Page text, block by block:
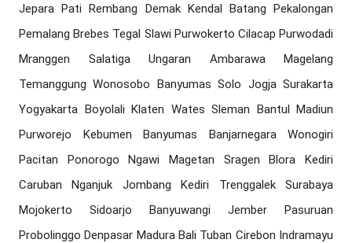
Jepara Pati Rembang Demak Kendal Batang Pekalongan
Pemalang Brebes Tegal Slawi Purwokerto Cilacap Purwodadi
Mranggen Salatiga Ungaran Ambarawa Magelang
Temanggung Wonosobo Banyumas Solo Jogja Surakarta
Yogyakarta Boyolali Klaten Wates Sleman Bantul Madiun
Purworejo Kebumen Banyumas Banjarnegara Wonogiri
Pacitan Ponorogo Ngawi Magetan Sragen Blora Kediri
Caruban Nganjuk Jombang Kediri Trenggalek Surabaya
Mojokerto Sidoarjo Banyuwangi Jember Pasuruan
Probolinggo Denpasar Madura Bali Tuban Cirebon Indramayu